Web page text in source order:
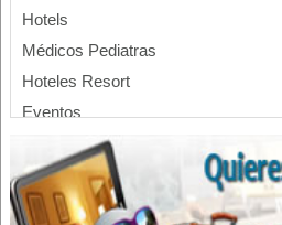
Hotels
Médicos Pediatras
Hoteles Resort
Eventos
Convenciones
Centro de Convenciones
Piscinas